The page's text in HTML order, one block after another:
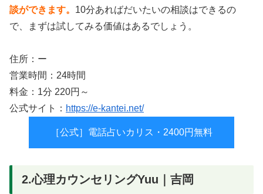
談ができます。 10分あればだいたいの相談はできるの
で、まずは試してみる価値はあるでしょう。
住所：ー
営業時間：24時間
料金：1分 220円～
公式サイト： https://e-kantei.net/
［公式］電話占いカリス・2400円無料
2.​心理カウンセリングYuu｜吉岡